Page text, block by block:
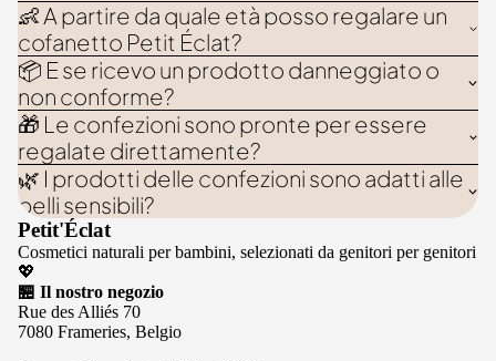
👶 A partire da quale età posso regalare un
cofanetto Petit Éclat?
📦 E se ricevo un prodotto danneggiato o
non conforme?
🎁 Le confezioni sono pronte per essere
regalate direttamente?
🌿 I prodotti delle confezioni sono adatti alle
pelli sensibili?
Petit'Éclat
Cosmetici naturali per bambini, selezionati da genitori per genitori
💖
🏪 Il nostro negozio
Rue des Alliés 70
7080 Frameries, Belgio